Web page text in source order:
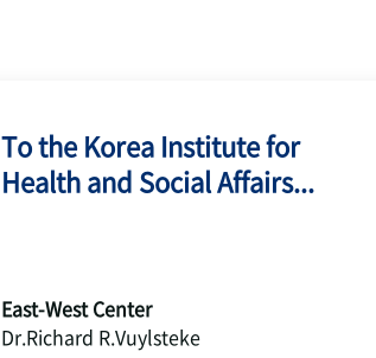
To the Korea Institute for
Health and Social Affairs...
East-West Center
Dr.Richard R.Vuylsteke